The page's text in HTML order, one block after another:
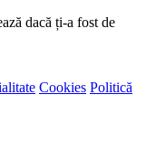
dacă ți-a fost de
Cookies Politică